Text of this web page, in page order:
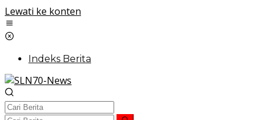
Lewati ke konten
Indeks Berita